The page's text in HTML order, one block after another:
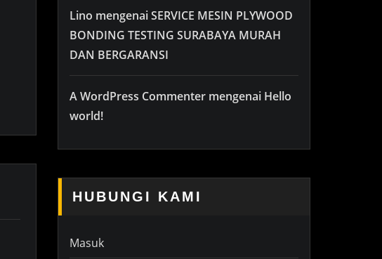
Lino mengenaiSERVICE MESIN PLYWOOD
BONDING TESTING SURABAYA MURAH
DAN BERGARANSI
A WordPress Commenter mengenai Hello
world!
HUBUNGI KAMI
Masuk